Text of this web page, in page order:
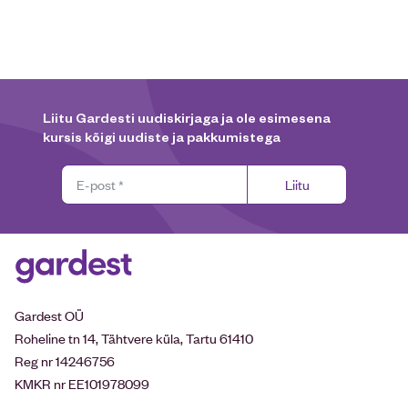
Liitu Gardesti uudiskirjaga ja ole esimesena
kursis kõigi uudiste ja pakkumistega
Liitu
Gardest OÜ
Roheline tn 14, Tähtvere küla, Tartu 61410
Reg nr 14246756
KMKR nr EE101978099